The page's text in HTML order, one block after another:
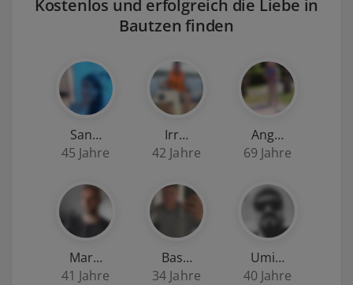
Kostenlos und erfolgreich die Liebe in
Bautzen finden
San…
45 Jahre
Irr…
42 Jahre
Ang…
69 Jahre
Mar…
41 Jahre
Bas…
34 Jahre
Umi…
40 Jahre